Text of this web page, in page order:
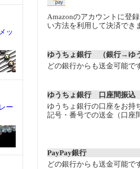
ッ
ー
Amazonのアカウントに登
い方法を利用して決済でき
ゆうちょ銀行 （銀行→ゆ
どの銀行からも送金可能で
ゆうちょ銀行 口座間振込
ゆうちょ銀行の口座をお持
記号・番号での送金（口座
PayPay銀行
どの銀行からも送金可能で